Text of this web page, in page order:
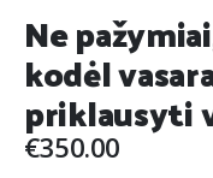
Ne
kodėl
priklausyti
€350.00